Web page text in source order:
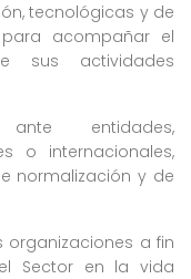
tecnológicas y de
acompañar el
sus actividades
entidades,
o internacionales,
normalización y de
a fin
Sector en la vida